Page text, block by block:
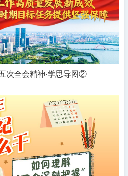
次全会精神·学思导图②